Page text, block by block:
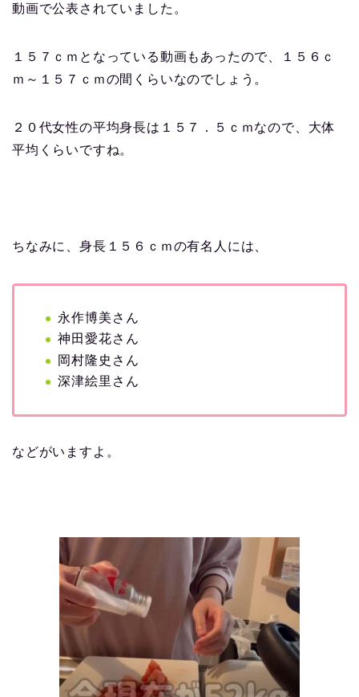
動画で公表されていました。
１５７ｃｍとなっている動画もあったので、１５６ｃ
ｍ～１５７ｃｍの間くらいなのでしょう。
２０代女性の平均身長は１５７．５ｃｍなので、大体
平均くらいですね。
ちなみに、身長１５６ｃｍの有名人には、
永作博美さん
神田愛花さん
岡村隆史さん
深津絵里さん
などがいますよ。